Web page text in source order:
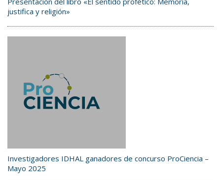
justifica y religión»
Investigadores IDHAL ganadores de concurso ProCiencia –
Mayo 2025